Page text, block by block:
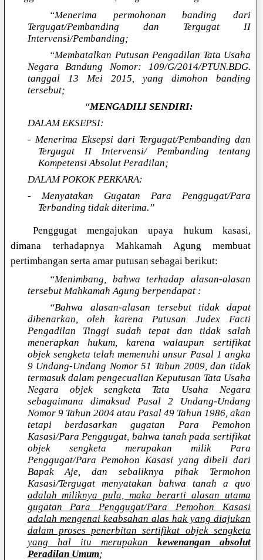
“Menerima permohonan banding dari
Tergugat/Pembanding dan Tergugat II
Intervensi/Pembanding;
“Membatalkan Putusan Pengadilan Tata Usaha
Negara Bandung Nomor: 109/G/2014/PTUN.BDG.
tanggal 13 Mei 2015, yang dimohon banding
tersebut;
“MENGADILI SENDIRI:
DALAM EKSEPSI:
- Menerima Eksepsi dari Tergugat/Pembanding dan
Tergugat II Intervensi/ Pembanding tentang
Kompetensi Absolut Peradilan;
DALAM POKOK PERKARA:
- Menyatakan Gugatan Para Penggugat/Para
Terbanding tidak diterima.”
Penggugat mengajukan upaya hukum kasasi,
dimana terhadapnya Mahkamah Agung membuat
pertimbangan serta amar putusan sebagai berikut:
“Menimbang, bahwa terhadap alasan-alasan
tersebut Mahkamah Agung berpendapat :
“Bahwa alasan-alasan tersebut tidak dapat
dibenarkan, oleh karena Putusan Judex Facti
Pengadilan Tinggi sudah tepat dan tidak salah
menerapkan hukum, karena walaupun sertifikat
objek sengketa telah memenuhi unsur Pasal 1 angka
9 Undang-Undang Nomor 51 Tahun 2009, dan tidak
termasuk dalam pengecualian Keputusan Tata Usaha
Negara objek sengketa Tata Usaha Negara
sebagaimana dimaksud Pasal 2 Undang-Undang
Nomor 9 Tahun 2004 atau Pasal 49 Tahun 1986, akan
tetapi berdasarkan gugatan Para Pemohon
Kasasi/Para Penggugat, bahwa tanah pada sertifikat
objek sengketa merupakan milik Para
Penggugat/Para Pemohon Kasasi yang dibeli dari
Bapak Aje, dan sebaliknya pihak Termohon
Kasasi/Tergugat menyatakan bahwa tanah a quo
adalah miliknya pula, maka berarti alasan utama
gugatan Para Penggugat/Para Pemohon Kasasi
adalah mengenai keabsahan alas hak yang diajukan
dalam proses penerbitan sertifikat objek sengketa
yang hal itu merupakan kewenangan absolut
Peradilan Umum;